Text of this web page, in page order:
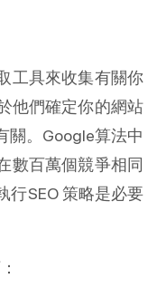
工具來收集有關你
他們確定你的網站
關。Google算法中
數百萬個競爭相同
行SEO 策略是必要